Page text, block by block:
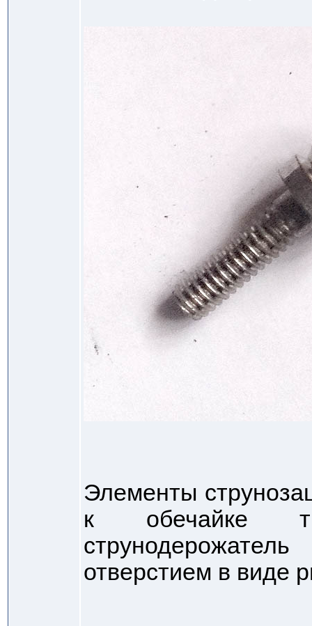
Элементы
к обечайке
отверстием в виде